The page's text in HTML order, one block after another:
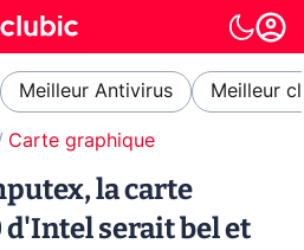
Meilleur Antivirus Meilleur
Carte graphique
la carte
serait bel et